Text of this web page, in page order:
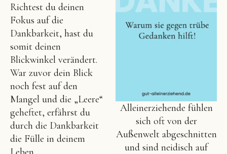
Alleinerziehende fühlen
sich oft von der
Außenwelt abgeschnitten
und sind neidisch auf
Richtest du deinen
Fokus auf die
Dankbarkeit, hast du
somit deinen
Blickwinkel verändert.
War zuvor dein Blick
noch fest auf den
Mangel und die „Leere“
geheftet, erfährst du
durch die Dankbarkeit
die Fülle in deinem